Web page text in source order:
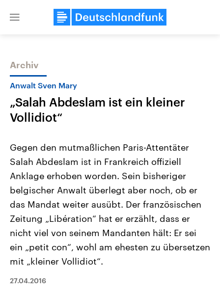
Close
Themen
Landtagswahl Sachsen-Anhalt
2026
Alle Informationen
Sachsen-Anhalt wählt am 6.
September 2026 einen neuen
Landtag. Seit 2021 wird das
Bundesland von einer Koalition aus
CDU, SPD und FDP regiert.-
Umfragen, Prognosen,
Wahlprogramme, aktuelle Berichte
und Hintergründe zu den Parteien
und Kandidaten der anstehenden
Wahl.
USA
Aktuelle Beiträge,
Hintergründe
Wirtschaftlich und
gehören die Vereinigten
den mächtigsten Ländern
mit großem Einfluss auf
Sendungen Programm Podcasts
Archiv
Anwalt Sven Mary
„Salah Abdeslam ist ein kleiner
Vollidiot“
Gegen den mutmaßlichen Paris-Attentäter
Salah Abdeslam ist in Frankreich offiziell
Anklage erhoben worden. Sein bisheriger
belgischer Anwalt überlegt aber noch, ob er
das Mandat weiter ausübt. Der französischen
Zeitung „Libération“ hat er erzählt, dass er
nicht viel von seinem Mandanten hält: Er sei
ein „petit con“, wohl am ehesten zu übersetzen
mit „kleiner Vollidiot“.
27.04.2016